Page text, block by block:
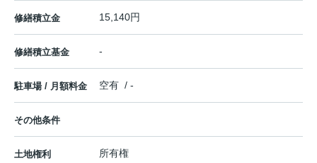
修繕積立金 15,140円
修繕積立基金 -
駐車場 / 月額料金 空有 / -
その他条件
土地権利 所有権